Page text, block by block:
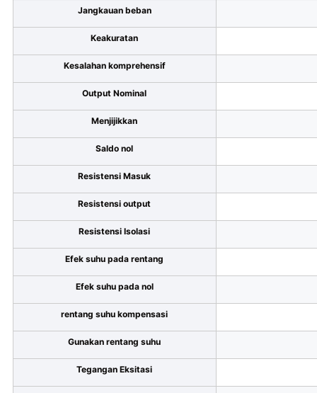
Jangkauan beban
Keakuratan
Kesalahan komprehensif
Output Nominal
Menjijikkan
Saldo nol
Resistensi Masuk
Resistensi output
Resistensi Isolasi
Efek suhu pada rentang
Efek suhu pada nol
rentang suhu kompensasi
Gunakan rentang suhu
Tegangan Eksitasi